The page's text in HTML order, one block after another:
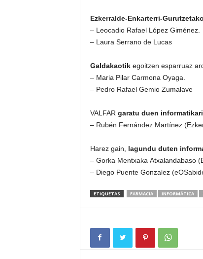
Ezkerralde-Enkarterri-
– Leocadio Rafael López Giménez.
– Laura Serrano de Lucas
Galdakaotikegoitzen esparruaz
– Maria Pilar Carmona Oyaga.
– Pedro Rafael Gemio Zumalave
VALFAR garatu duen
– Rubén Fernández Martínez
Harez gain, lagundu duten
– Gorka Mentxaka Atxalandabaso
– Diego Puente Gonzalez
ETIQUETAS FARMACIA INFORMÁTICA